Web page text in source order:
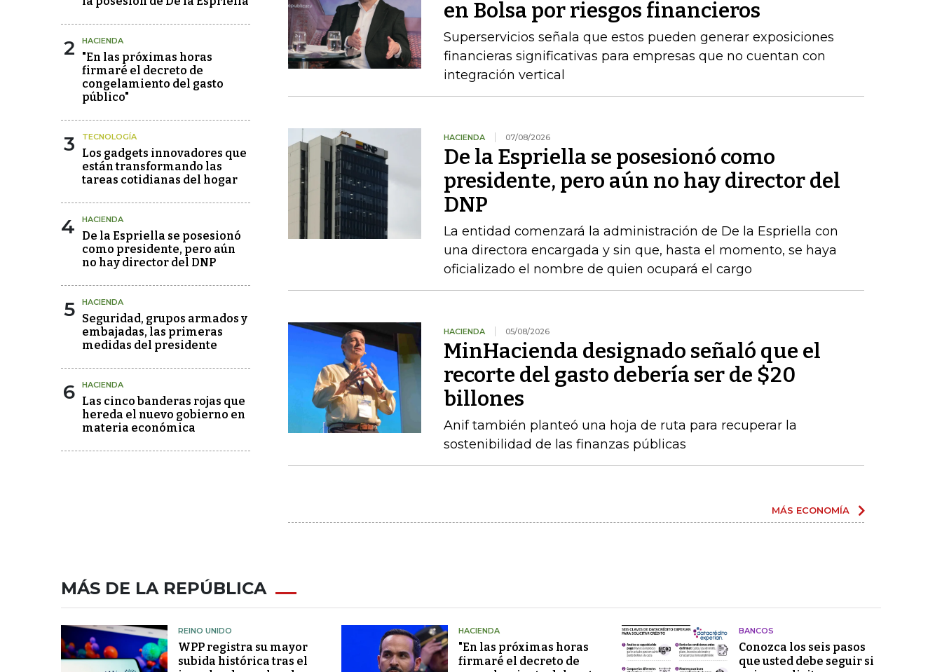
2 HACIENDA
"En las próximas horas
firmaré el decreto de
congelamiento del gasto
público"
3 TECNOLOGÍA
Los gadgets innovadores que
están transformando las
tareas cotidianas del hogar
4 HACIENDA
De la Espriella se posesionó
como presidente, pero aún
no hay director del DNP
5 HACIENDA
Seguridad, grupos armados y
embajadas, las primeras
medidas del presidente
6 HACIENDA
Las cinco banderas rojas que
hereda el nuevo gobierno en
materia económica
en Bolsa por riesgos financieros
Superservicios señala que estos pueden generar exposiciones
financieras significativas para empresas que no cuentan con
integración vertical
HACIENDA 07/08/2026
De la Espriella se posesionó como
presidente, pero aún no hay director del
DNP
La entidad comenzará la administración de De la Espriella con
una directora encargada y sin que, hasta el momento, se haya
oficializado el nombre de quien ocupará el cargo
HACIENDA 05/08/2026
MinHacienda designado señaló que el
recorte del gasto debería ser de $20
billones
Anif también planteó una hoja de ruta para recuperar la
sostenibilidad de las finanzas públicas
MÁS ECONOMÍA
MÁS DE LA REPÚBLICA
REINO UNIDO
WPP registra su mayor
subida histórica tras el
HACIENDA
"En las próximas horas
firmaré el decreto de
BANCOS
Conozca los seis pasos
que usted debe seguir si